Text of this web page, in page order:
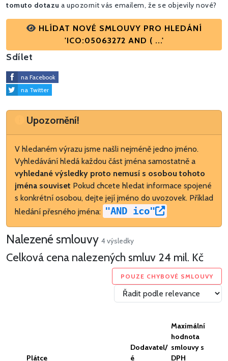
tomuto dotazu a upozornit vás emailem, že se objevily nové?
HLÍDAT NOVÉ SMLOUVY PRO HLEDÁNÍ
'ICO:05063272 AND ( ...'
Sdílet
na Facebook
na Twitter
Upozornění
Upozornění!
V hledaném výrazu jsme našli nejméně jedno jméno.
Vyhledávání hledá každou část jména samostatně a
vyhledané výsledky proto nemusí s osobou tohoto
jména souviset Pokud chcete hledat informace spojené
s konkrétní osobou, dejte její jméno do uvozovek. Příklad
hledání přesného jména: "AND ico"
Nalezené smlouvy 4 výsledky
Celková cena nalezených smluv 24 mil. Kč
POUZE CHYBOVÉ SMLOUVY
Plátce
Dodavatel/
é
Maximální
hodnota
smlouvy s
DPH